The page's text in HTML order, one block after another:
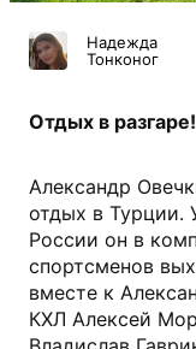
Надежда
Тонконог
Отдых в разгаре!
Александр
отдых в Турции.
России он в
спортсменов
вместе к
КХЛ Алексей